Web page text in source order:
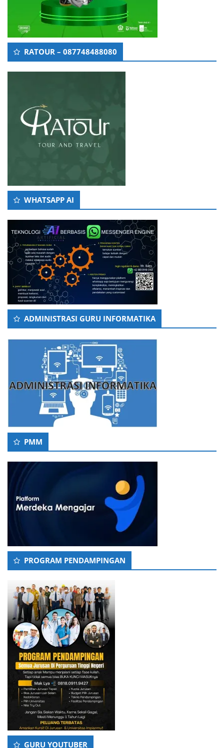
RATOUR – 087748488080
WHATSAPP AI
ADMINISTRASI GURU INFORMATIKA
PMM
PROGRAM PENDAMPINGAN
GURU YOUTUBER